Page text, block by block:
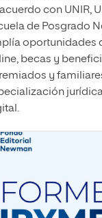
con UNIR,
de Posgrado
oportunidades
becas y
y